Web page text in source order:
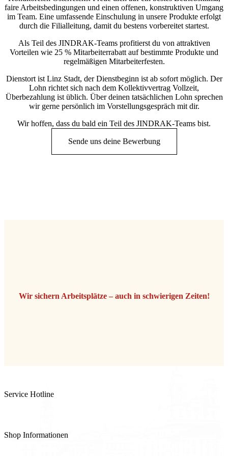
faire Arbeitsbedingungen und einen offenen, konstruktiven Umgang
im Team. Eine umfassende Einschulung in unsere Produkte erfolgt
durch die Filialleitung, damit du bestens vorbereitet startest.
Als Teil des JINDRAK-Teams profitierst du von attraktiven
Vorteilen wie 25 % Mitarbeiterrabatt auf bestimmte Produkte und
regelmäßigen Mitarbeiterfesten.
Dienstort ist Linz Stadt, der Dienstbeginn ist ab sofort möglich. Der
Lohn richtet sich nach dem Kollektivvertrag Vollzeit,
Überbezahlung ist üblich. Über deinen tatsächlichen Lohn sprechen
wir gerne persönlich im Vorstellungsgespräch mit dir.
Wir hoffen, dass du bald ein Teil des JINDRAK-Teams bist.
Sende uns deine Bewerbung
Wir sichern Arbeitsplätze – auch in schwierigen Zeiten!
Service Hotline
+43 732 77 92 58
Shop Informationen